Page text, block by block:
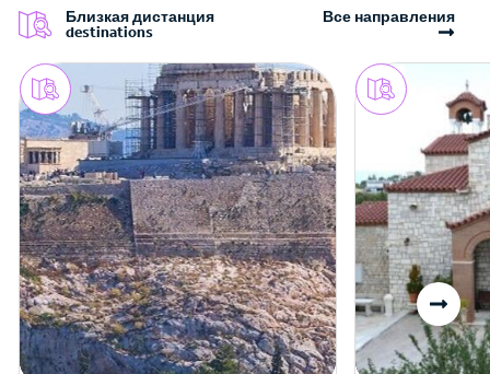
Близкая дистанция
destinations
Все направления